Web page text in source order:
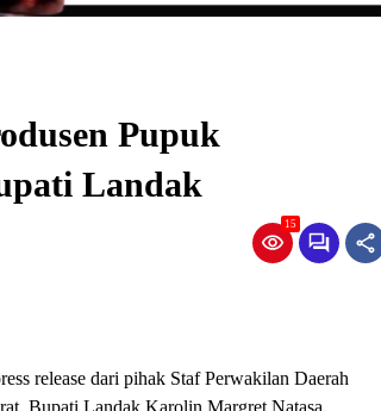
Pupuk
Landak
15
release dari pihak Staf Perwakilan Daerah
Bupati Landak Karolin Margret Natasa,